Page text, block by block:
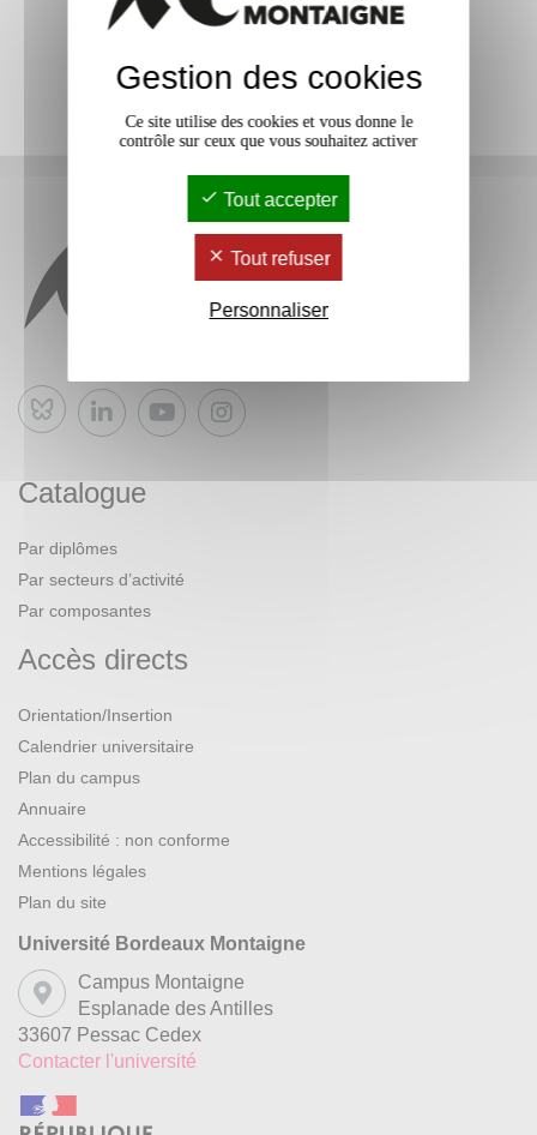
Bluesky
Catalogue
Par diplômes
Par secteurs d’activité
Par composantes
Accès directs
Orientation/Insertion
Calendrier universitaire
Plan du campus
Annuaire
Accessibilité : non conforme
Mentions légales
Plan du site
Université Bordeaux Montaigne
Campus Montaigne
Esplanade des Antilles
33607 Pessac Cedex
Contacter l'université
Gestion des cookies
Ce site utilise des cookies et vous donne le
contrôle sur ceux que vous souhaitez activer
Tout accepter
Tout refuser
Personnaliser